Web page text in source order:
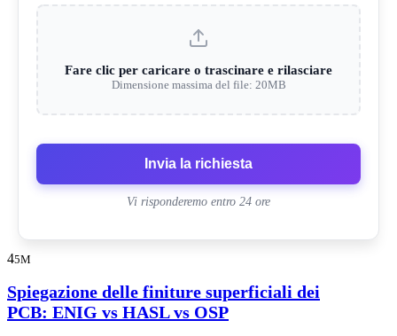
Fare clic per caricare o trascinare e rilasciare
Dimensione massima del file: 20MB
Invia la richiesta
Vi risponderemo entro 24 ore
45M
Spiegazione delle finiture superficiali dei
PCB: ENIG vs HASL vs OSP